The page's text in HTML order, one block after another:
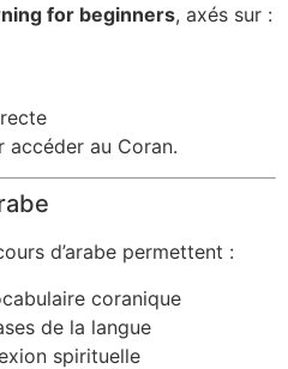
for beginners, axés sur :
accéder au Coran.
d’arabe permettent :
coranique
de la langue
spirituelle